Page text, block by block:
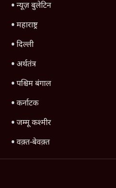
न्यूज़ बुलेटिन
महाराष्ट्र
दिल्ली
अर्थतंत्र
पश्चिम बंगाल
कर्नाटक
जम्मू कश्मीर
वक़्त-बेवक़्त